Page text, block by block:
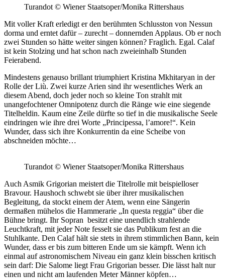
Turandot © Wiener Staatsoper/Monika Rittershaus
Mit voller Kraft erledigt er den berühmten Schlusston von Nessun
dorma und erntet dafür – zurecht – donnernden Applaus. Ob er noch
zwei Stunden so hätte weiter singen können? Fraglich. Egal. Calaf
ist kein Stolzing und hat schon nach zweieinhalb Stunden
Feierabend.
Mindestens genauso brillant triumphiert Kristina Mkhitaryan in der
Rolle der Liù. Zwei kurze Arien sind ihr wesentliches Werk an
diesem Abend, doch jeder noch so kleine Ton strahlt mit
unangefochtener Omnipotenz durch die Ränge wie eine siegende
Titelheldin. Kaum eine Zeile dürfte so tief in die musikalische Seele
eindringen wie ihre drei Worte „Principessa, l’amore!“. Kein
Wunder, dass sich ihre Konkurrentin da eine Scheibe von
abschneiden möchte…
Turandot © Wiener Staatsoper/Monika Rittershaus
Auch Asmik Grigorian meistert die Titelrolle mit beispielloser
Bravour. Haushoch schwebt sie über ihrer musikalischen
Begleitung, da stockt einem der Atem, wenn eine Sängerin
dermaßen mühelos die Hammerarie „In questa reggia“ über die
Bühne bringt. Ihr Sopran besitzt eine unendlich strahlende
Leuchtkraft, mit jeder Note fesselt sie das Publikum fest an die
Stuhlkante. Den Calaf hält sie stets in ihrem stimmlichen Bann, kein
Wunder, dass er bis zum bitteren Ende um sie kämpft. Wenn ich
einmal auf astronomischem Niveau ein ganz klein bisschen kritisch
sein darf: Die Salome liegt Frau Grigorian besser. Die lässt halt nur
einen und nicht am laufenden Meter Männer köpfen…